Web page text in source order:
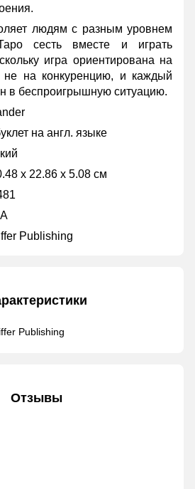
людям с разным уровнем
сесть вместе и играть
игра ориентирована на
не на конкуренцию, и каждый
в беспроигрышную ситуацию.
на англ. языке
x 22.86 x 5.08 см
Publishing
Publishing
Отзывы